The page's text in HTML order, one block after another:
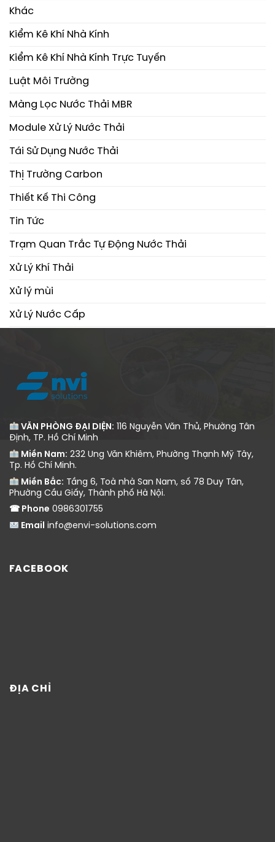
Khác
Kiểm Kê Khí Nhà Kính
Kiểm Kê Khí Nhà Kính Trực Tuyến
Luật Môi Trường
Màng Lọc Nước Thải MBR
Module Xử Lý Nước Thải
Tái Sử Dụng Nước Thải
Thị Trường Carbon
Thiết Kế Thi Công
Tin Tức
Trạm Quan Trắc Tự Động Nước Thải
Xử Lý Khí Thải
Xử lý mùi
Xử Lý Nước Cấp
VĂN PHÒNG ĐẠI DIỆN: 116 Nguyễn Văn Thủ, Phường Tân
Định, TP. Hồ Chí Minh
Miền Nam: 232 Ung Văn Khiêm, Phường Thạnh Mỹ Tây,
Tp. Hồ Chí Minh.
Miền Bắc: Tầng 6, Toà nhà San Nam, số 78 Duy Tân,
Phường Cầu Giấy, Thành phố Hà Nội.
☎ Phone 0986301755
Email info@envi-solutions.com
FACEBOOK
ĐỊA CHỈ